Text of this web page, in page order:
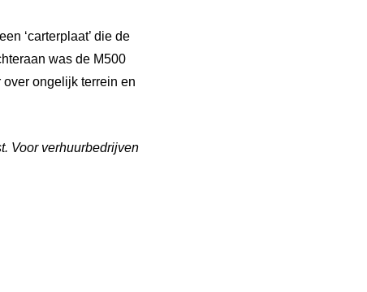
‘carterplaat’ die de
was de M500
ongelijk terrein en
Voor verhuurbedrijven